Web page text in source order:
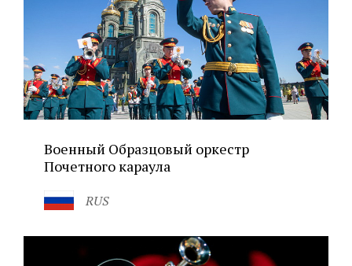
Военный Образцовый оркестр
Почетного караула
RUS